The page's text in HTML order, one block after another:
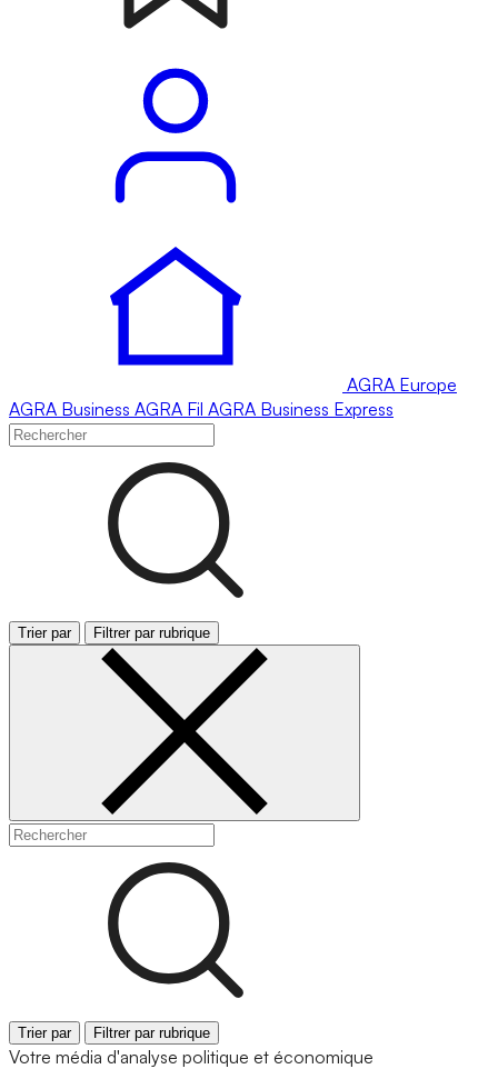
AGRA Europe
AGRA Business AGRA Fil AGRA Business Express
Trier par Filtrer par rubrique
Trier par Filtrer par rubrique
Votre média d'analyse politique et économique